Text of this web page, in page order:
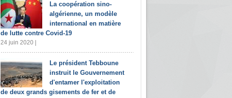
La coopération sino-
algérienne, un modèle
international en matière
de lutte contre Covid-19
24 juin 2020 |
Le président Tebboune
instruit le Gouvernement
d'entamer l'exploitation
de deux grands gisements de fer et de